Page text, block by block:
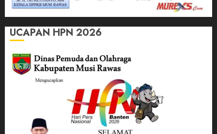
UCAPAN HPN 2026